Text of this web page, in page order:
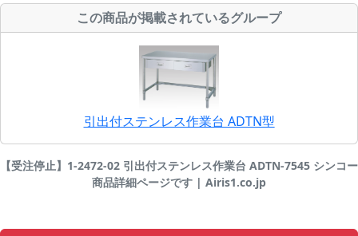
この商品が掲載されているグループ
引出付ステンレス作業台 ADTN型
【受注停止】1-2472-02 引出付ステンレス作業台 ADTN-7545 シンコー
商品詳細ページです | Airis1.co.jp